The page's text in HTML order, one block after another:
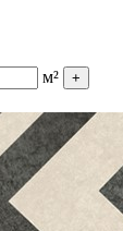
м²
+